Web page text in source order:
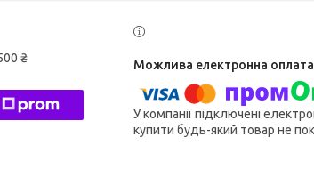
₴
У компанії підключені
купити будь-який товар не